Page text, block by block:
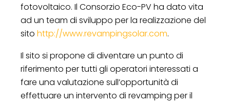
fotovoltaico. Il Consorzio Eco-PV ha dato vita
ad un team di sviluppo per la realizzazione del
sito http://www.revampingsolar.com.
Il sito si propone di diventare un punto di
riferimento per tutti gli operatori interessati a
fare una valutazione sull’opportunità di
effettuare un intervento di revamping per il